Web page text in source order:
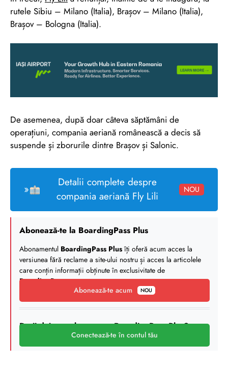
rutele Sibiu – Milano (Italia), Brașov – Milano (Italia),
Brașov – Bologna (Italia).
De asemenea, după doar câteva săptămâni de
operațiuni, compania aeriană românească a decis să
suspende și zborurile dintre Brașov și Salonic.
»
Detalii complete despre
compania aeriană Fly Lili
NOU
Abonează-te la BoardingPass Plus
Abonamentul BoardingPass Plusîți oferă acum acces la
versiunea fără reclame a site-ului nostru și acces la articolele
care conțin informații obținute în exclusivitate de
BoardingPass.
Abonează-te acum
NOU
Deții deja un abonament BoardingPass Plus?
Conectează-te în contul tău